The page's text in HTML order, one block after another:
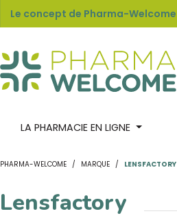
Le concept de Pharma-Welcome
LA PHARMACIE EN LIGNE
PHARMA-WELCOME MARQUE LENSFACTORY
Lensfactory